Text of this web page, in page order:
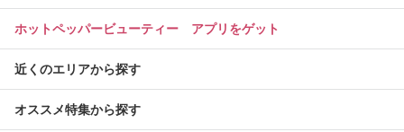
ホットペッパービューティー アプリをゲット
近くのエリアから探す
オススメ特集から探す